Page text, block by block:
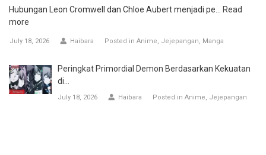
Hubungan Leon Cromwell dan Chloe Aubert menjadi pe... Read
more
July 18, 2026 Haibara Posted in Anime Jejepangan Manga
Peringkat Primordial Demon Berdasarkan Kekuatan
di...
July 18, 2026 Haibara Posted in Anime Jejepangan